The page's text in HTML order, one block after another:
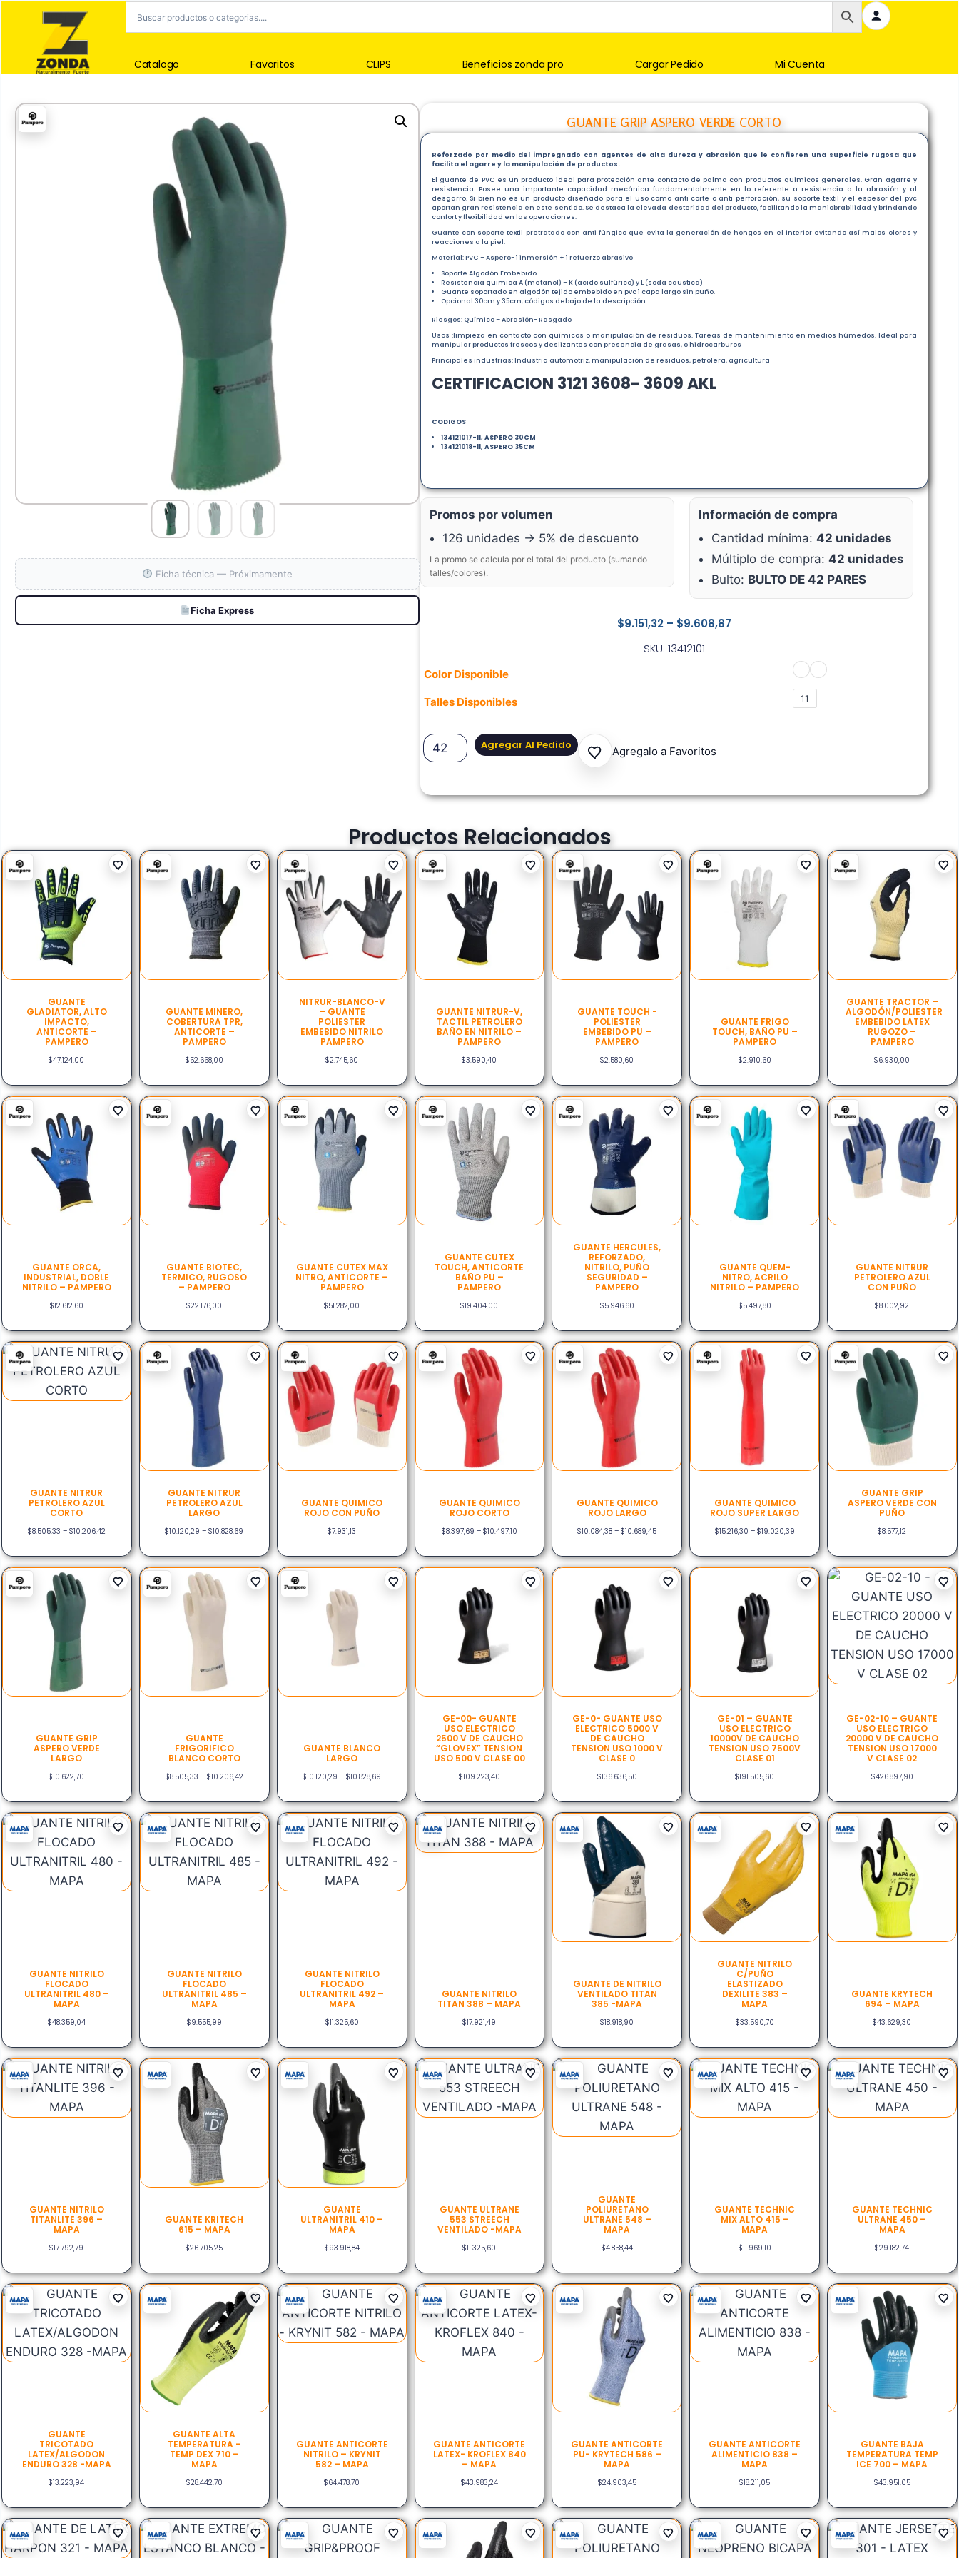
Catalogo Favoritos CLIPS Beneficios zonda pro Cargar Pedido Mi Cuenta
GUANTE GRIP ASPERO VERDE CORTO
$9.151,32 – $9.608,87
Reforzado por medio del impregnado con agentes de alta dureza y abrasión que le confieren una superficie rugosa que
facilita el agarre y la manipulación de productos.
El guante de PVC es un producto ideal para protección ante contacto de palma con productos químicos generales. Gran agarre y
resistencia. Posee una importante capacidad mecánica fundamentalmente en lo referente a resistencia a la abrasión y al
desgarro. Si bien no es un producto diseñado para el uso como anti corte o anti perforación, su soporte textil y el espesor del pvc
aportan gran resistencia en este sentido. Se destaca la elevada desteridad del producto, facilitando la maniobrabilidad y brindando
confort y flexibilidad en las operaciones.
Guante con soporte textil pretratado con anti fúngico que evita la generación de hongos en el interior evitando así malos olores y
reacciones a la piel.
Material: PVC – Aspero- 1 inmersión + 1 refuerzo abrasivo
Soporte Algodón Embebido
Resistencia quimica A (metanol) – K (acido sulfúrico) y L (soda caustica)
Guante soportado en algodón tejido embebido en pvc 1 capa largo sin puño.
Opcional 30cm y 35cm, códigos debajo de la descripción
Riesgos: Químico – Abrasión- Rasgado
Usos :limpieza en contacto con químicos o manipulación de residuos. Tareas de mantenimiento en medios húmedos. Ideal para
manipular productos frescos y deslizantes con presencia de grasas, o hidrocarburos
Principales industrias: Industria automotriz, manipulación de residuos, petrolera, agricultura
CERTIFICACION 3121 3608- 3609 AKL
CODIGOS
134121017-11, ASPERO 30CM
134121018-11, ASPERO 35CM
SKU: 13412101
Color Disponible
Talles Disponibles 11
Agregar Al Pedido Agregalo a Favoritos
Promos por volumen
126 unidades → 5% de descuento
La promo se calcula por el total del producto (sumando
talles/colores).
Información de compra
Cantidad mínima: 42 unidades
Múltiplo de compra: 42 unidades
Bulto: BULTO DE 42 PARES
Ficha técnica — Próximamente
Ficha Express
Productos Relacionados
GUANTE
GLADIATOR, ALTO
IMPACTO,
ANTICORTE –
PAMPERO
$47.124,00
GUANTE MINERO,
COBERTURA TPR,
ANTICORTE –
PAMPERO
$52.668,00
NITRUR-BLANCO-V
– GUANTE
POLIESTER
EMBEBIDO NITRILO
PAMPERO
$2.745,60
GUANTE NITRUR-V,
TACTIL PETROLERO
BAÑO EN NITRILO –
PAMPERO
$3.590,40
GUANTE TOUCH -
POLIESTER
EMBEBIDO PU –
PAMPERO
$2.580,60
GUANTE FRIGO
TOUCH, BAÑO PU –
PAMPERO
$2.910,60
GUANTE TRACTOR –
ALGODÓN/POLIESTER
EMBEBIDO LATEX
RUGOZO –
PAMPERO
$6.930,00
GUANTE ORCA,
INDUSTRIAL, DOBLE
NITRILO – PAMPERO
$12.612,60
GUANTE BIOTEC,
TERMICO, RUGOSO
– PAMPERO
$22.176,00
GUANTE CUTEX MAX
NITRO, ANTICORTE –
PAMPERO
$51.282,00
GUANTE CUTEX
TOUCH, ANTICORTE
BAÑO PU –
PAMPERO
$19.404,00
GUANTE HERCULES,
REFORZADO,
NITRILO, PUÑO
SEGURIDAD –
PAMPERO
$5.946,60
GUANTE QUEM-
NITRO, ACRILO
NITRILO – PAMPERO
$5.497,80
GUANTE NITRUR
PETROLERO AZUL
CON PUÑO
$8.002,92
GUANTE NITRUR
PETROLERO AZUL
CORTO
$8.505,33 – $10.206,42
GUANTE NITRUR
PETROLERO AZUL
LARGO
$10.120,29 – $10.828,69
GUANTE QUIMICO
ROJO CON PUÑO
$7.931,13
GUANTE QUIMICO
ROJO CORTO
$8.397,69 – $10.497,10
GUANTE QUIMICO
ROJO LARGO
$10.084,38 – $10.689,45
GUANTE QUIMICO
ROJO SUPER LARGO
$15.216,30 – $19.020,39
GUANTE GRIP
ASPERO VERDE CON
PUÑO
$8.577,12
GUANTE GRIP
ASPERO VERDE
LARGO
$10.622,70
GUANTE
FRIGORIFICO
BLANCO CORTO
$8.505,33 – $10.206,42
GUANTE BLANCO
LARGO
$10.120,29 – $10.828,69
GE-00- GUANTE
USO ELECTRICO
2500 V DE CAUCHO
“GLOVEX” TENSION
USO 500 V CLASE 00
$109.223,40
GE-0- GUANTE USO
ELECTRICO 5000 V
DE CAUCHO
TENSION USO 1000 V
CLASE 0
$136.636,50
GE-01 – GUANTE
USO ELECTRICO
10000V DE CAUCHO
TENSION USO 7500V
CLASE 01
$191.505,60
GE-02-10 – GUANTE
USO ELECTRICO
20000 V DE CAUCHO
TENSION USO 17000
V CLASE 02
$426.897,90
GUANTE NITRILO
FLOCADO
ULTRANITRIL 480 –
MAPA
$48.359,04
GUANTE NITRILO
FLOCADO
ULTRANITRIL 485 –
MAPA
$9.555,99
GUANTE NITRILO
FLOCADO
ULTRANITRIL 492 –
MAPA
$11.325,60
GUANTE NITRILO
TITAN 388 – MAPA
$17.921,49
GUANTE DE NITRILO
VENTILADO TITAN
385 -MAPA
$18.918,90
GUANTE NITRILO
C/PUÑO
ELASTIZADO
DEXILITE 383 –
MAPA
$33.590,70
GUANTE KRYTECH
694 – MAPA
$43.629,30
GUANTE NITRILO
TITANLITE 396 –
MAPA
$17.792,79
GUANTE KRITECH
615 – MAPA
$26.705,25
GUANTE
ULTRANITRIL 410 –
MAPA
$93.918,84
GUANTE ULTRANE
553 STREECH
VENTILADO -MAPA
$11.325,60
GUANTE
POLIURETANO
ULTRANE 548 –
MAPA
$4.858,44
GUANTE TECHNIC
MIX ALTO 415 –
MAPA
$11.969,10
GUANTE TECHNIC
ULTRANE 450 –
MAPA
$29.182,74
GUANTE
TRICOTADO
LATEX/ALGODON
ENDURO 328 -MAPA
$13.223,94
GUANTE ALTA
TEMPERATURA -
TEMP DEX 710 –
MAPA
$28.442,70
GUANTE ANTICORTE
NITRILO – KRYNIT
582 – MAPA
$64.478,70
GUANTE ANTICORTE
LATEX- KROFLEX 840
– MAPA
$43.983,24
GUANTE ANTICORTE
PU- KRYTECH 586 –
MAPA
$24.903,45
GUANTE ANTICORTE
ALIMENTICIO 838 –
MAPA
$18.211,05
GUANTE BAJA
TEMPERATURA TEMP
ICE 700 – MAPA
$43.951,05